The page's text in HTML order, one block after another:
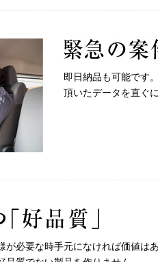
即日納品も可能です
頂いたデータを直ぐ
が必要な時手元になければ価値は